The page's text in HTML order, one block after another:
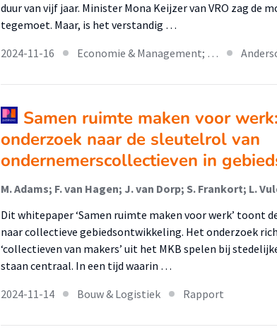
duur van vijf jaar. Minister Mona Keijzer van VRO zag de
tegemoet. Maar, is het verstandig …
2024-11-16
Economie & Management; …
Samen ruimte maken voor
onderzoek naar de sleutelrol van
ondernemerscollectieven in
Dit whitepaper ‘Samen ruimte maken voor werk’ toont
naar collectieve gebiedsontwikkeling. Het onderzoek
‘collectieven van makers’ uit het MKB spelen bij
staan centraal. In een tijd waarin …
2024-11-14
Bouw & Logistiek Rapport